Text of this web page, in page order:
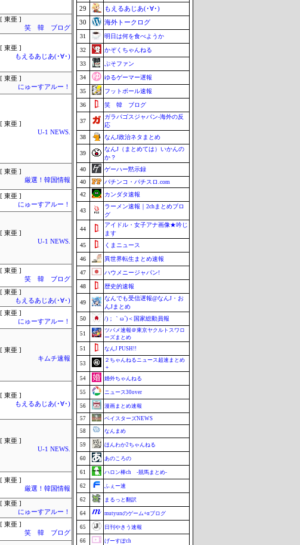
[ 東亜 ]
笑 韓 ブログ
[ 東亜 ]
もえるあじあ(･∀･)
[ 東亜 ]
にゅーすアルー！
[ 東亜 ]
U-1 NEWS.
[ 東亜 ]
厳選！韓国情報
[ 東亜 ]
にゅーすアルー！
[ 東亜 ]
U-1 NEWS.
[ 東亜 ]
笑 韓 ブログ
[ 東亜 ]
もえるあじあ(･∀･)
[ 東亜 ]
にゅーすアルー！
[ 東亜 ]
キムチ速報
[ 東亜 ]
もえるあじあ(･∀･)
[ 東亜 ]
U-1 NEWS.
[ 東亜 ]
厳選！韓国情報
[ 東亜 ]
にゅーすアルー！
[ 東亜 ]
笑 韓 ブログ
29
もえるあじあ(･∀･)
30
海外トークログ
31 明日は何を食べようか
32 かぞくちゃんねる
33 ぷそファン
34 ゆるゲーマー遅報
35 フットボール速報
36 笑 韓 ブログ
37
ガラパゴスジャパン-海外の反
応
38
なんJ政治ネタまとめ
39
なんJ（まとめては）いかんの
か？
40
ゲーハー黙示録
40
パチンコ・パチスロ.com
42
カンダタ速報
43
ラーメン速報｜2chまとめブロ
グ
44
アイドル・女子アナ画像★吟じ
ます
45
くまニュース
46 異世界転生まとめ速報
47 ハウメニージャパン!
48 歴史的速報
49
なんでも受信遅報@なんJ・お
んJまとめ
50
/)；｀ω´)＜国家総動員報
51
ツバメ速報＠東京ヤクルトスワロ
ーズまとめ
51
なんJ PUSH!!
53
２ちゃんねるニュース超速まとめ
＋
54
婚外ちゃんねる
55 ニュース30over
56 漫画まとめ速報
57 ベイスターズNEWS
58 なんまめ
59 ほんわか2ちゃんねる
60 あのころの
61 ハロン棒ch -競馬まとめ-
62 ふぇー速
62 まるっと翻訳
64 mutyunのゲーム+αブログ
65 日刊やきう速報
66 げーすぽch